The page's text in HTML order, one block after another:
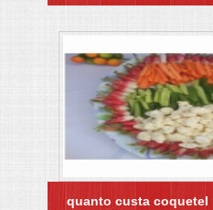
quanto custa coquetel